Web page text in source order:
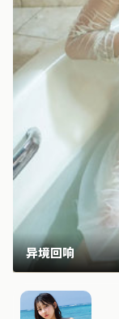
异境回响